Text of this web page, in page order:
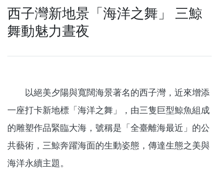
西子灣新地景「海洋之舞」 三鯨
舞動魅力晝夜
以絕美夕陽與寬闊海景著名的西子灣，近來增添
一座打卡新地標「海洋之舞」，由三隻巨型鯨魚組成
的雕塑作品緊臨大海，號稱是「全臺離海最近」的公
共藝術，三鯨奔躍海面的生動姿態，傳達生態之美與
海洋永續主題。